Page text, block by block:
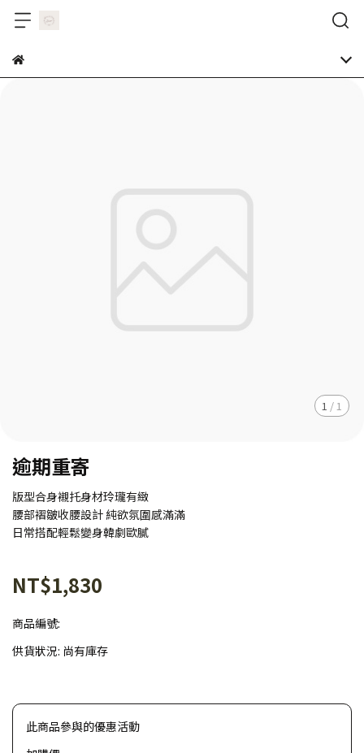
1 / 1
逾期重寄
版型合身襯托身材玲瓏有緻
腰部褶皺收腰設計 純欲氛圍感滿滿
日常搭配輕鬆變身韓劇歐膩
NT$1,830
商品編號:
供貨狀況: 尚有庫存
此商品參與的優惠活動